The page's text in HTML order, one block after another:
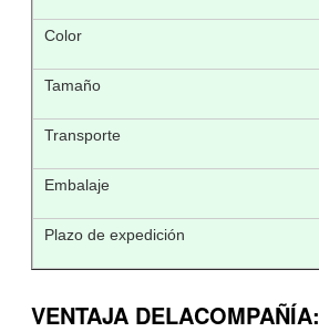
Color
Tamaño
Transporte
Embalaje
Plazo de expedición
VENTAJA DELACOMPAÑÍA: